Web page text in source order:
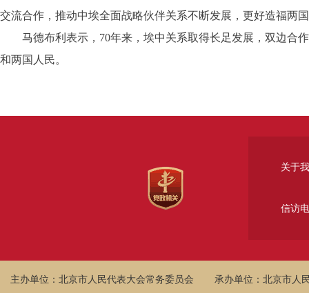
交流合作，推动中埃全面战略伙伴关系不断发展，更好造福两
马德布利表示，70年来，埃中关系取得长足发展，双边合作
和两国人民。
关于
信访
主办单位：北京市人民代表大会常务委员会 承办单位：北京市人